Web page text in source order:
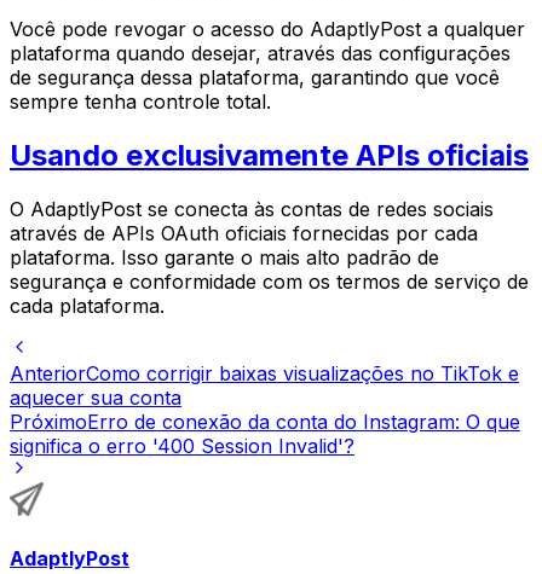
Você pode revogar o acesso do AdaptlyPost a qualquer
plataforma quando desejar, através das configurações
de segurança dessa plataforma, garantindo que você
sempre tenha controle total.
Usando exclusivamente APIs oficiais
O AdaptlyPost se conecta às contas de redes sociais
através de APIs OAuth oficiais fornecidas por cada
plataforma. Isso garante o mais alto padrão de
segurança e conformidade com os termos de serviço de
cada plataforma.
AnteriorComo corrigir baixas visualizações no TikTok e
aquecer sua conta
PróximoErro de conexão da conta do Instagram: O que
significa o erro '400 Session Invalid'?
AdaptlyPost